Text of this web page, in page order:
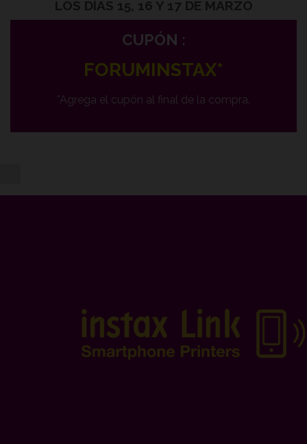
LOS DÍAS 15, 16 Y 17 DE MARZO
CUPÓN :
FORUMINSTAX*
*Agrega el cupón al final de la compra.